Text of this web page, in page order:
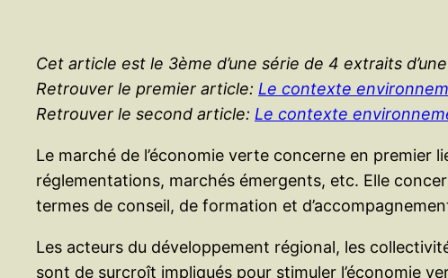
Cet article est le 3ème d’une série de 4 extraits
Retrouver le premier article: Le contexte
Retrouver le second article: Le contexte
Le marché de l’économie verte concerne en premier
réglementations, marchés émergents, etc. Elle
termes de conseil, de formation et
Les acteurs du développement régional, les
sont de surcroît impliqués pour stimuler l’économie